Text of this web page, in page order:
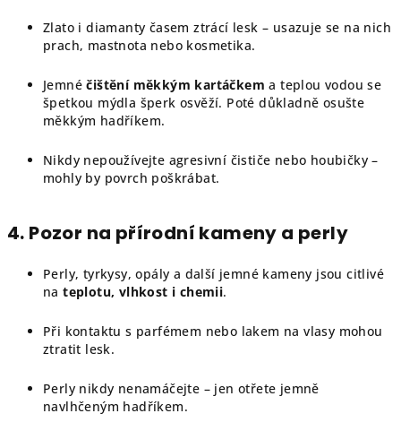
Zlato i diamanty časem ztrácí lesk – usazuje se na nich
prach, mastnota nebo kosmetika.
Jemnéčištění měkkým kartáčkem a teplou vodou se
špetkou mýdla šperk osvěží. Poté důkladně osušte
měkkým hadříkem.
Nikdy nepoužívejte agresivní čističe nebo houbičky –
mohly by povrch poškrábat.
4. Pozor na přírodní kameny a perly
Perly, tyrkysy, opály a další jemné kameny jsou citlivé
nateplotu, vlhkost i chemii.
Při kontaktu s parfémem nebo lakem na vlasy mohou
ztratit lesk.
Perly nikdy nenamáčejte – jen otřete jemně
navlhčeným hadříkem.